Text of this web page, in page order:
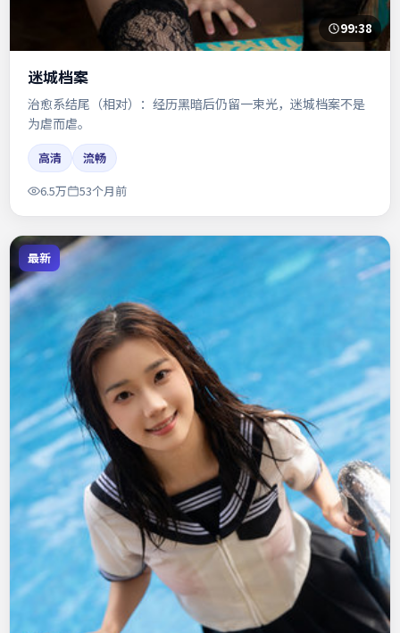
99:38
迷城档案
治愈系结尾（相对）：经历黑暗后仍留一束光，迷城档案不是
为虐而虐。
高清
流畅
6.5万
53个月前
最新